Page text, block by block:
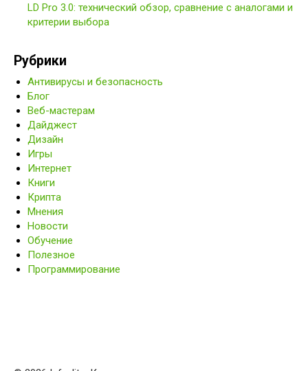
LD Pro 3.0: технический обзор, сравнение с аналогами и
критерии выбора
Рубрики
Антивирусы и безопасность
Блог
Веб-мастерам
Дайджест
Дизайн
Игры
Интернет
Книги
Крипта
Мнения
Новости
Обучение
Полезное
Программирование